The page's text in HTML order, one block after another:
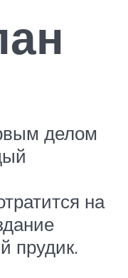
делом
на
прудик.